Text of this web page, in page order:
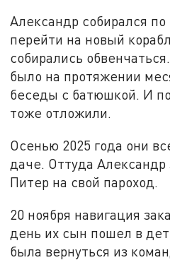
Александр собирался
перейти на новый
собирались
было на протяжении
беседы с батюшкой. И
тоже отложили.
Осенью 2025 года они
даче. Оттуда Александр
Питер на свой пароход.
20 ноября навигация
день их сын пошел в
была вернуться из